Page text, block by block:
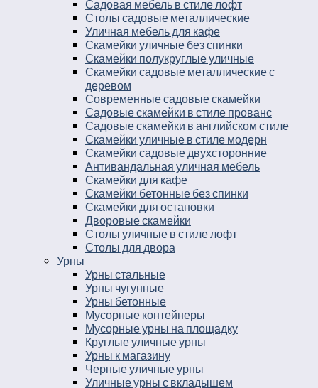
Садовая мебель в стиле лофт
Столы садовые металлические
Уличная мебель для кафе
Скамейки уличные без спинки
Скамейки полукруглые уличные
Скамейки садовые металлические с
деревом
Современные садовые скамейки
Садовые скамейки в стиле прованс
Садовые скамейки в английском стиле
Скамейки уличные в стиле модерн
Скамейки садовые двухсторонние
Антивандальная уличная мебель
Скамейки для кафе
Скамейки бетонные без спинки
Скамейки для остановки
Дворовые скамейки
Столы уличные в стиле лофт
Столы для двора
Урны
Урны стальные
Урны чугунные
Урны бетонные
Мусорные контейнеры
Мусорные урны на площадку
Круглые уличные урны
Урны к магазину
Черные уличные урны
Уличные урны с вкладышем